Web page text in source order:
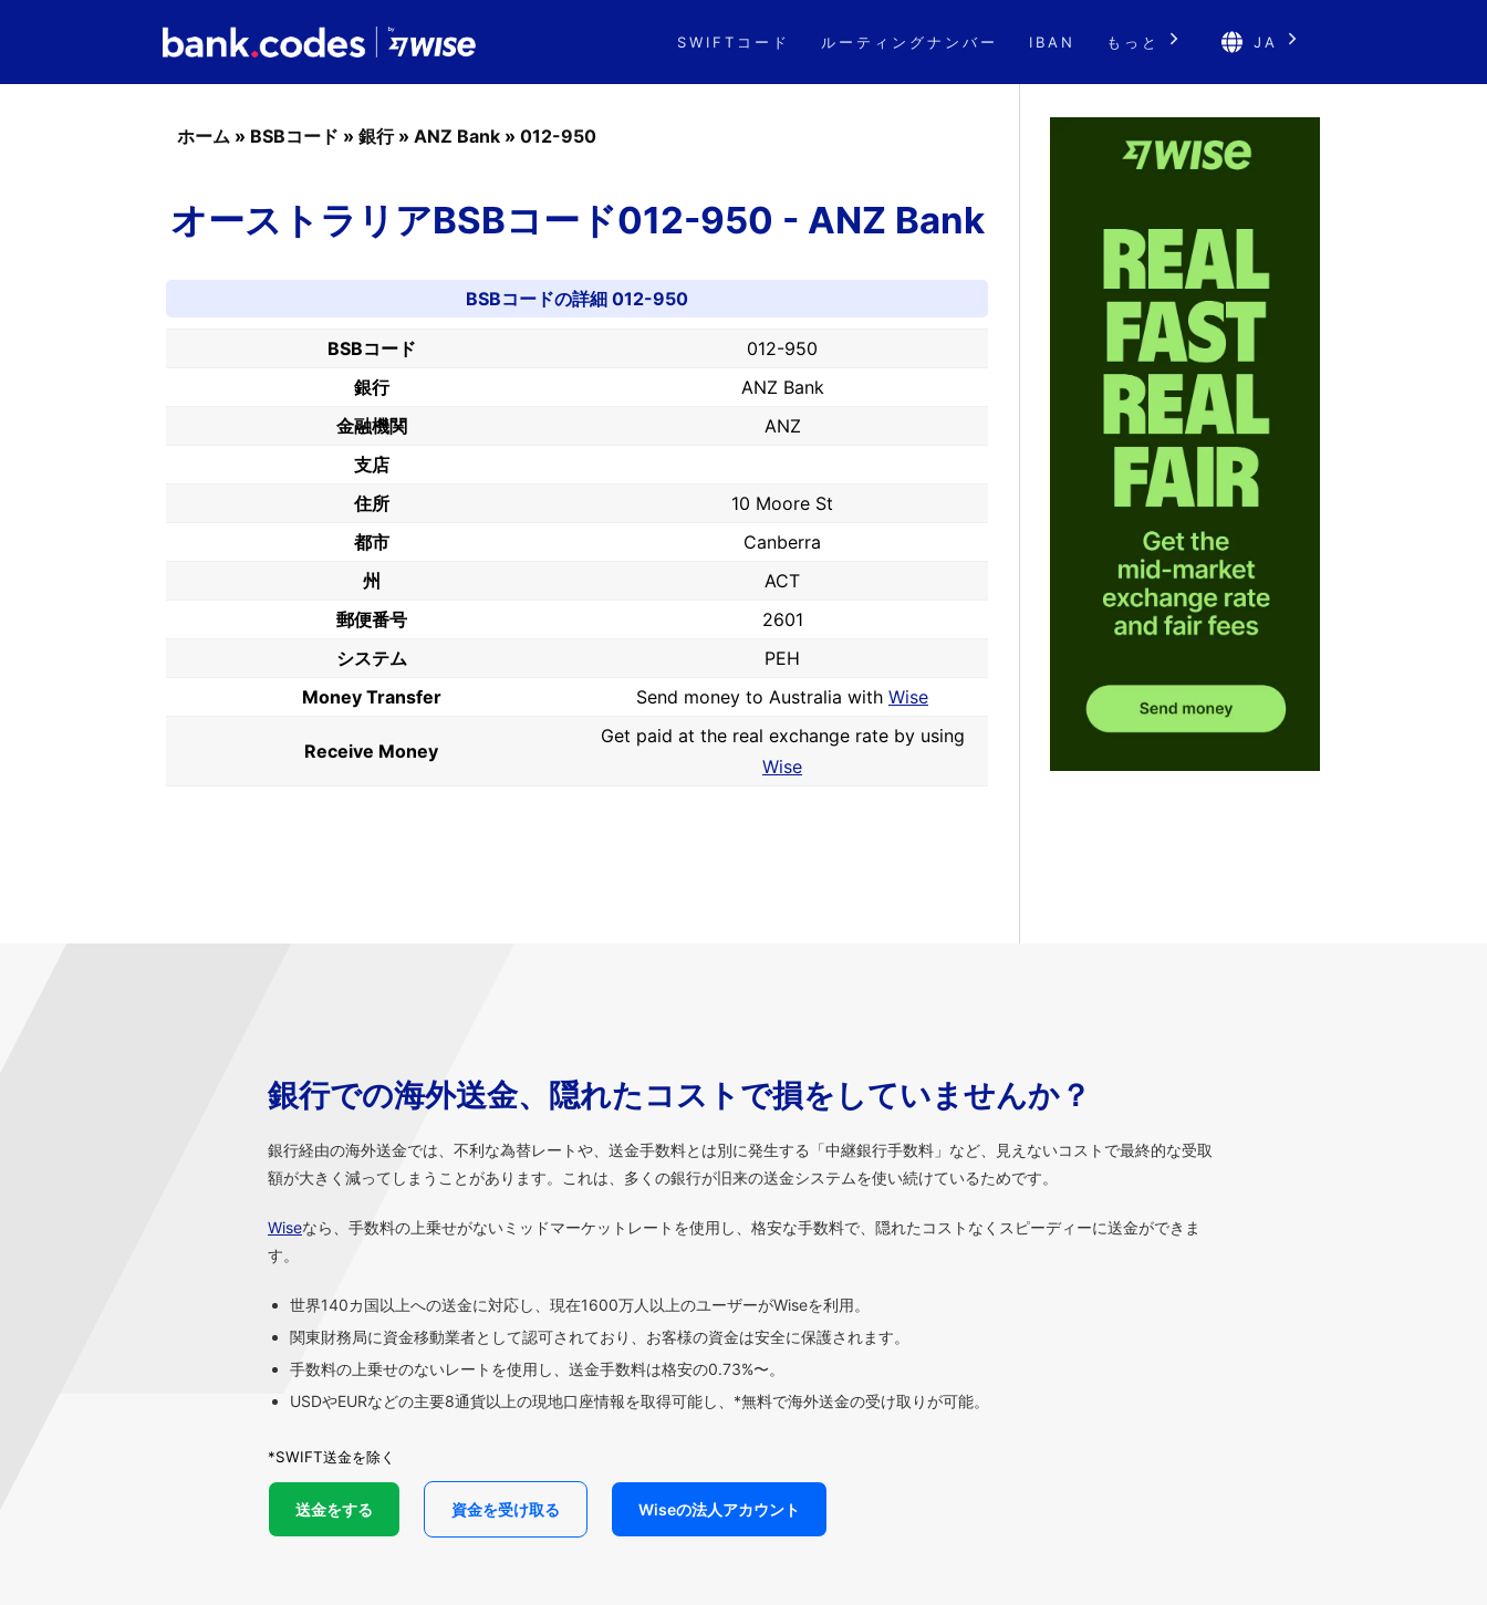
SWIFTコード ルーティングナンバー IBAN もっと JA
ホーム » BSBコード » 銀行» ANZ Bank » 012-950
オーストラリアBSBコード012-950 - ANZ Bank
BSBコードの詳細 012-950
BSBコード
012-950
銀行
ANZ Bank
金融機関
ANZ
支店
住所
10 Moore St
都市
Canberra
州
ACT
郵便番号
2601
システム
PEH
Money Transfer
Send money to Australia with Wise
Receive Money
Get paid at the real exchange rate by using
Wise
銀行での海外送金、隠れたコストで損をしていませんか？
銀行経由の海外送金では、不利な為替レートや、送金手数料とは別に発生する「中継銀行手数料」など、見えないコストで最終的な受取
額が大きく減ってしまうことがあります。これは、多くの銀行が旧来の送金システムを使い続けているためです。
Wiseなら、手数料の上乗せがないミッドマーケットレートを使用し、格安な手数料で、隠れたコストなくスピーディーに送金ができま
す。
世界140カ国以上への送金に対応し、現在1600万人以上のユーザーがWiseを利用。
関東財務局に資金移動業者として認可されており、お客様の資金は安全に保護されます。
手数料の上乗せのないレートを使用し、送金手数料は格安の0.73%〜。
USDやEURなどの主要8通貨以上の現地口座情報を取得可能し、*無料で海外送金の受け取りが可能。
*SWIFT送金を除く
送金をする 資金を受け取る Wiseの法人アカウント